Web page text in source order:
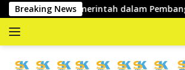
Langsung
ke
konten
Breaking News
Pemerintah dalam Pembangunan SDM
mengabarkan